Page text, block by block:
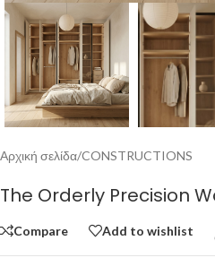
Αρχική σελίδα/CONSTRUCTIONS
The Orderly Precision
Compare Add to wishlist